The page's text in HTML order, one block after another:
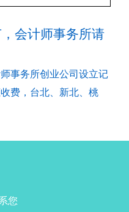
会计师事务所请
事务所创业公司设立记
费，台北、新北、桃
您